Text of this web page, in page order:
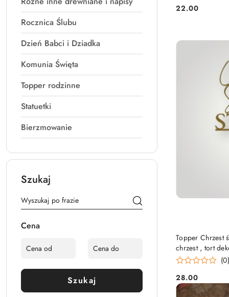
Rocznica Ślubu
Dzień Babci i Dziadka
Komunia Święta
Topper rodzinne
Statuetki
Bierzmowanie
Szukaj
Cena
Szukaj
Cena:
22.00
Topper Chrzest
chrzest , tort
(0)
Cena:
28.00